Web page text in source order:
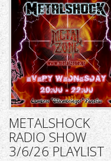
METALSHOCK
RADIO SHOW
3/6/26 PLAYLIST